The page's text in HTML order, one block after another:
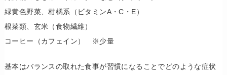
緑黄色野菜、柑橘系（ビタミンA・C・E）
根菜類、玄米（食物繊維）
コーヒー（カフェイン） ※少量
基本はバランスの取れた食事が習慣になることでどのような症状